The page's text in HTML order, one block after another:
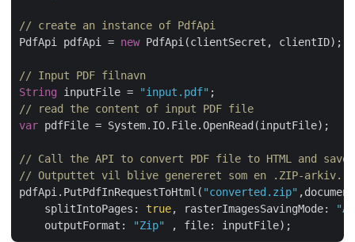
// create an instance of PdfApi
PdfApi pdfApi = new PdfApi(clientSecret, clientID);
// Input PDF filnavn
String inputFile = "input.pdf"
// read the content of input PDF file
var pdfFile = System.IO.File.OpenRead(inputFile);
// Call the API to convert PDF file to HTML and
// Outputtet vil blive genereret som en .ZIP-arkiv.
pdfApi.PutPdfInRequestToHtml( "converted.zip"
    splitIntoPages:
true, rasterImagesSavingMode:
    outputFormat:
"Zip"